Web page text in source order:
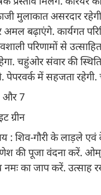
मुलाकात असरदार
बढ़ाएंगे. कार्यगत
परिणामों से
चहुंओर संवार की स्थिति
पेपरवर्क में सहजता रहेगी.
7
ग्रीन
: शिव-गौरी के लाड़ले
की पूजा वंदना करें.
का जाप करें. उत्साह